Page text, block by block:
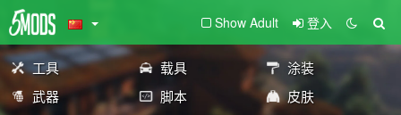
Show Adult 登入
工具 载具
涂装
武器
脚本
皮肤